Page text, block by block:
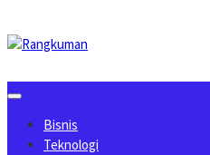
to
content
Bisnis
Teknologi